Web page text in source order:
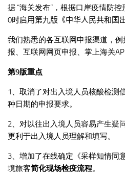
据 “海关发布”，根据口岸疫情防
0时启用第九版《中华人民共和国
我们熟悉的各互联网申报渠道，
报、互联网网页申报、掌上海关
第9版重点
1、取消了对出入境人员核酸检测
种日期的申报要求。
2、对以往出入境人员容易产生疑
更利于出入境人员理解和填写。
3、增加了在线确定《采样知情同
境旅客简化现场检疫流程。